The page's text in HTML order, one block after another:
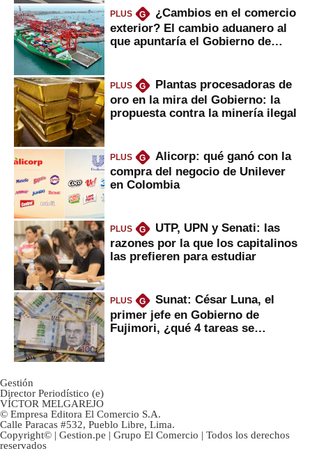
PLUS G
¿Cambios en el comercio
exterior? El cambio aduanero al
que apuntaría el Gobierno de
PLUS G
Plantas procesadoras de
oro en la mira del Gobierno: la
propuesta contra la minería ilegal
PLUS G
Alicorp: qué ganó con la
compra del negocio de Unilever
en Colombia
PLUS G
UTP, UPN y Senati: las
razones por la que los capitalinos
las prefieren para estudiar
PLUS G
Sunat: César Luna, el
primer jefe en Gobierno de
Fujimori, ¿qué 4 tareas se
Gestión
Director Periodístico (e)
VÍCTOR MELGAREJO
© Empresa Editora El Comercio S.A.
Calle Paracas #532, Pueblo Libre, Lima.
Copyright© | Gestion.pe | Grupo El Comercio | Todos los derechos
reservados